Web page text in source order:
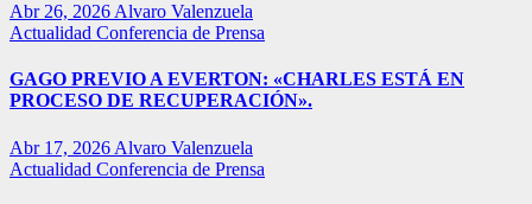
Abr 26, 2026 Alvaro Valenzuela
Actualidad Conferencia de Prensa
GAGO PREVIO A EVERTON: «CHARLES ESTÁ EN
PROCESO DE RECUPERACIÓN».
Abr 17, 2026 Alvaro Valenzuela
Actualidad Conferencia de Prensa